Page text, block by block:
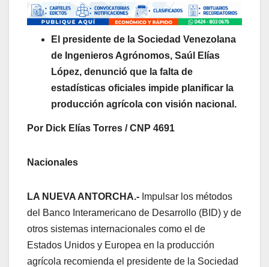
El presidente de la Sociedad Venezolana
de Ingenieros Agrónomos, Saúl Elías
López, denunció que la falta de
estadísticas oficiales impide planificar la
producción agrícola con visión nacional.
Por Dick Elías Torres / CNP 4691
Nacionales
LA NUEVA ANTORCHA.- Impulsar los métodos
del Banco Interamericano de Desarrollo (BID) y de
otros sistemas internacionales como el de
Estados Unidos y Europea en la producción
agrícola recomienda el presidente de la Sociedad